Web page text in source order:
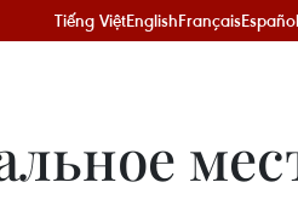
Tiếng ViệtEnglishFrançaisEspañol